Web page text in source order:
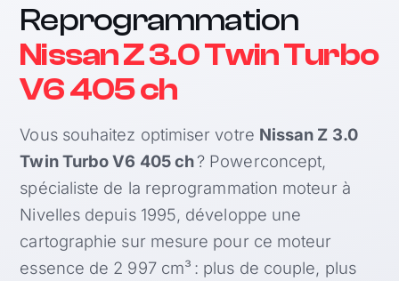
Reprogrammation
Nissan Z 3.0 Twin Turbo
V6 405 ch
Vous souhaitez optimiser votre Nissan Z 3.0
Twin Turbo V6 405 ch? Powerconcept,
spécialiste de la reprogrammation moteur à
Nivelles depuis 1995, développe une
cartographie sur mesure pour ce moteur
essence de 2 997 cm³ : plus de couple, plus